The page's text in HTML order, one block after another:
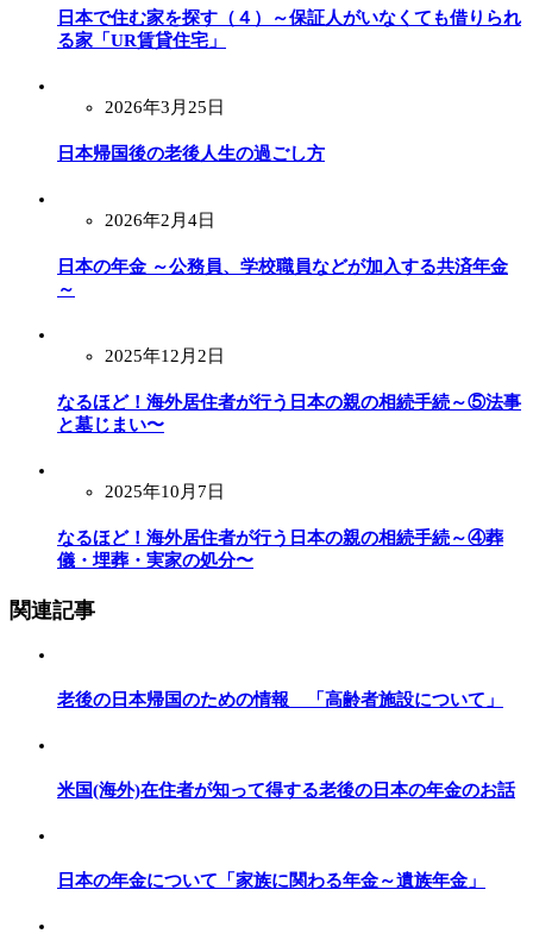
日本で住む家を探す（４）～保証人がいなくても借りられ
る家「UR賃貸住宅」
2026年3月25日
日本帰国後の老後人生の過ごし方
2026年2月4日
日本の年金 ～公務員、学校職員などが加入する共済年金
～
2025年12月2日
なるほど！海外居住者が行う日本の親の相続手続～⑤法事
と墓じまい〜
2025年10月7日
なるほど！海外居住者が行う日本の親の相続手続～④葬
儀・埋葬・実家の処分〜
関連記事
老後の日本帰国のための情報 「高齢者施設について」
米国(海外)在住者が知って得する老後の日本の年金のお話
日本の年金について「家族に関わる年金～遺族年金」